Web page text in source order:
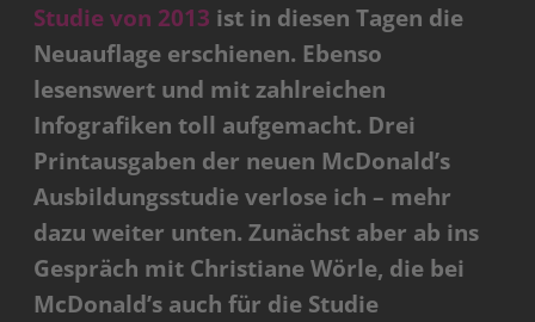
Studie von 2013 ist in diesen Tagen die
Neuauflage erschienen. Ebenso
lesenswert und mit zahlreichen
Infografiken toll aufgemacht. Drei
Printausgaben der neuen McDonald’s
Ausbildungsstudie verlose ich – mehr
dazu weiter unten. Zunächst aber ab ins
Gespräch mit Christiane Wörle, die bei
McDonald’s auch für die Studie